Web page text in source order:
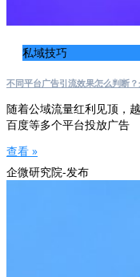
私域技巧
不同平台广告引流效果怎么判断
随着公域流量红利见顶，
百度等多个平台投放广告
查看 »
企微研究院-发布